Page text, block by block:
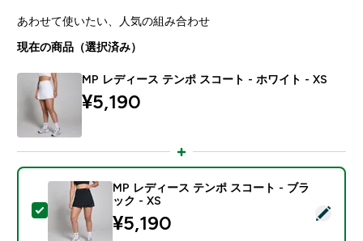
あわせて使いたい、人気の組み合わせ
現在の商品（選択済み）
MP レディース テンポ スコート - ホワイト - XS
¥5,190‎
この商品を選択 - MP レディース テンポ スコート -
MP レディース テンポ スコート - ブラ
ック - XS
¥5,190‎